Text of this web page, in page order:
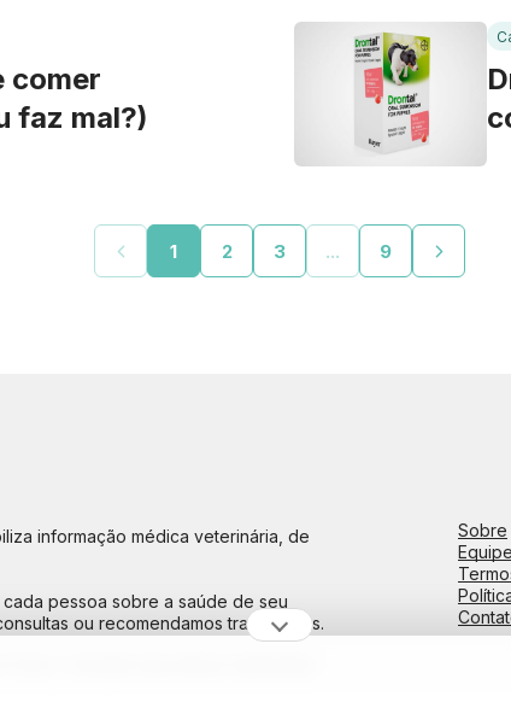
comer
faz mal?)
1 2 3 ... 9
informação médica veterinária, de
pessoa sobre a saúde de seu
ou recomendamos tratamentos.
Sobre
Equipe